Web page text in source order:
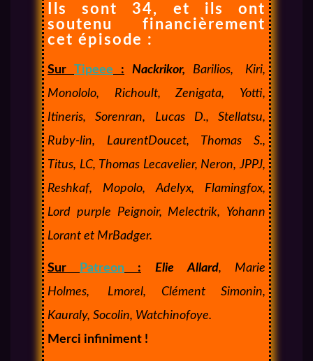
Ils sont 34, et ils ont
soutenu financièrement
cet épisode :
Sur Tipeee : Nackrikor, Barilios,
Kiri,
Monololo, Richoult, Zenigata, Yotti,
Itineris, Sorenran, Lucas D., Stellatsu,
Ruby-lin, LaurentDoucet, Thomas S.,
Titus, LC, Thomas Lecavelier, Neron, JPPJ,
Reshkaf, Mopolo, Adelyx, Flamingfox,
Lord purple Peignoir, Melectrik, Yohann
Lorant et MrBadger.
Sur Patreon : Elie Allard, Marie
Holmes,
Lmorel, Clément Simonin,
Kauraly, Socolin, Watchinofoye.
Merci infiniment !